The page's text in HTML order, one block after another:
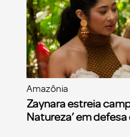
Amazônia
Zaynara estreia
Natureza’ em